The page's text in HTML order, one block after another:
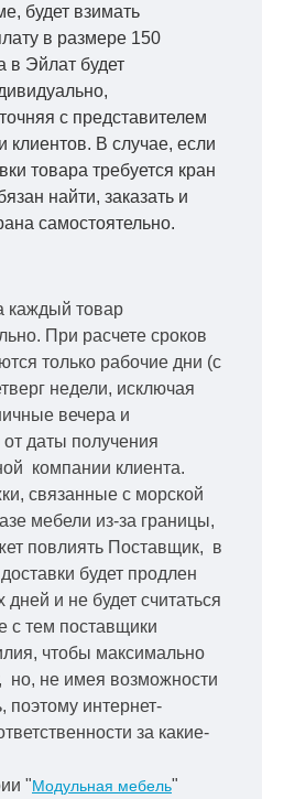
будет взимать
в размере 150
в Эйлат будет
с представителем
В случае, если
товара требуется кран
найти, заказать и
самостоятельно.
каждый товар
При расчете сроков
только рабочие дни (с
недели, исключая
вечера и
даты получения
компании клиента.
связанные с морской
мебели из-за границы,
повлиять Поставщик, в
будет продлен
и не будет считаться
с тем поставщики
чтобы максимально
но, не имея возможности
поэтому интернет-
за какие-
"Модульная мебель"